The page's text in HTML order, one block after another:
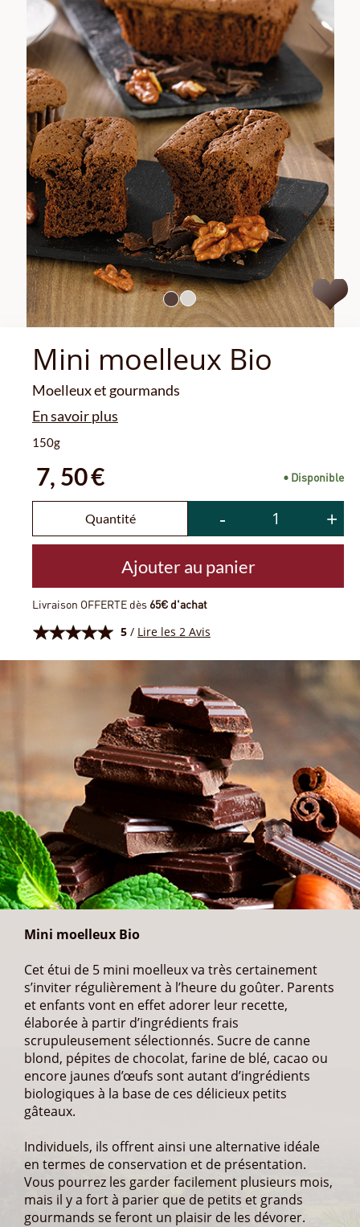
Mini moelleux Bio
Moelleux et gourmands
En savoir plus
150g
7, 50€ • Disponible
Quantité - +
Ajouter au panier
Livraison OFFERTE dès 65€ d'achat
5 / Lire les 2 Avis
Mini moelleux Bio
Cet étui de 5 mini moelleux va très certainement
s’inviter régulièrement à l’heure du goûter. Parents
et enfants vont en effet adorer leur recette,
élaborée à partir d’ingrédients frais
scrupuleusement sélectionnés. Sucre de canne
blond, pépites de chocolat, farine de blé, cacao ou
encore jaunes d’œufs sont autant d’ingrédients
biologiques à la base de ces délicieux petits
gâteaux.
Individuels, ils offrent ainsi une alternative idéale
en termes de conservation et de présentation.
Vous pourrez les garder facilement plusieurs mois,
mais il y a fort à parier que de petits et grands
gourmands se feront un plaisir de les dévorer.